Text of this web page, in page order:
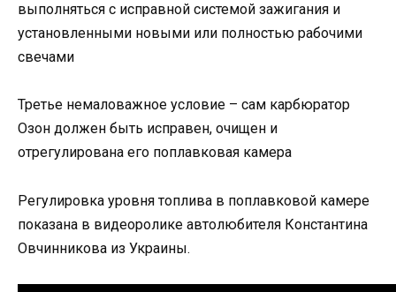
выполняться с исправной системой зажигания и
установленными новыми или полностью рабочими
свечами
Третье немаловажное условие – сам карбюратор
Озон должен быть исправен, очищен и
отрегулирована его поплавковая камера
Регулировка уровня топлива в поплавковой камере
показана в видеоролике автолюбителя Константина
Овчинникова из Украины.